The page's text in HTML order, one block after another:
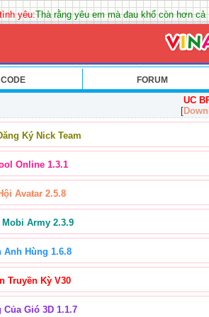
yêu:Thà rằng yêu em mà đau khổ còn hơn
CODE FORUM
UC
[
Ký Nick Team
Online 1.3.1
Avatar 2.5.8
Mobi Army 2.3.9
Anh Hùng 1.6.8
Truyền Kỳ V30
Của Gió 3D 1.1.7